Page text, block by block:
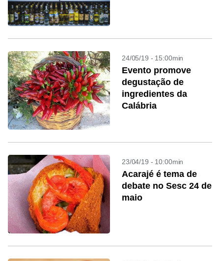
24/05/19 - 15:00min
Evento promove
degustação de
ingredientes da
Calábria
23/04/19 - 10:00min
Acarajé é tema de
debate no Sesc 24 de
maio